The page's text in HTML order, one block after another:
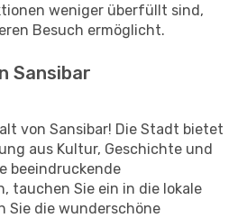
weniger überfüllt sind,
Besuch ermöglicht.
Sansibar
von Sansibar! Die Stadt bietet
aus Kultur, Geschichte und
beeindruckende
tauchen Sie ein in die lokale
Sie die wunderschöne